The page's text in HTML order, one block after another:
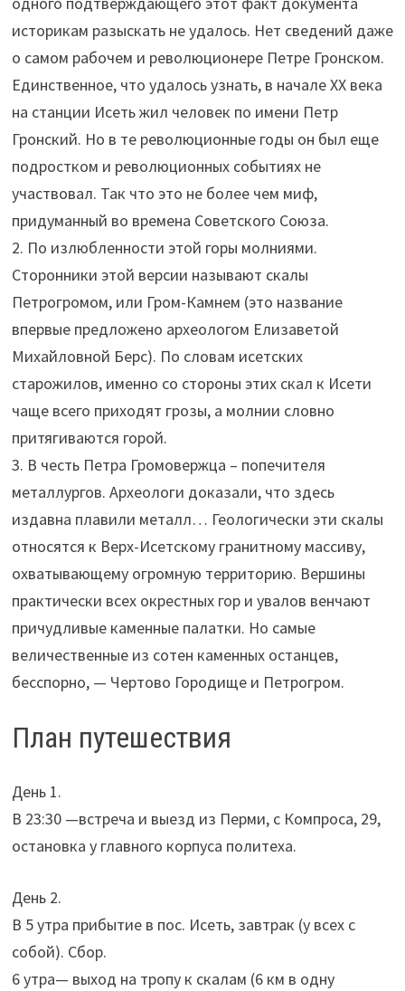
историкам разыскать не удалось. Нет сведений даже
о самом рабочем и революционере Петре Гронском.
Единственное, что удалось узнать, в начале XX века
на станции Исеть жил человек по имени Петр
Гронский. Но в те революционные годы он был еще
подростком и революционных событиях не
участвовал. Так что это не более чем миф,
придуманный во времена Советского Союза.
2. По излюбленности этой горы молниями.
Сторонники этой версии называют скалы
Петрогромом, или Гром-Камнем (это название
впервые предложено археологом Елизаветой
Михайловной Берс). По словам исетских
старожилов, именно со стороны этих скал к Исети
чаще всего приходят грозы, а молнии словно
притягиваются горой.
3. В честь Петра Громовержца – попечителя
металлургов. Археологи доказали, что здесь
издавна плавили металл… Геологически эти скалы
относятся к Верх-Исетскому гранитному массиву,
охватывающему огромную территорию. Вершины
практически всех окрестных гор и увалов венчают
причудливые каменные палатки. Но самые
величественные из сотен каменных останцев,
бесспорно, — Чертово Городище и Петрогром.
План путешествия
День 1.
В 23:30 —встреча и выезд из Перми, с Компроса, 29,
остановка у главного корпуса политеха.
День 2.
В 5 утра прибытие в пос. Исеть, завтрак (у всех с
собой). Сбор.
6 утра— выход на тропу к скалам (6 км в одну